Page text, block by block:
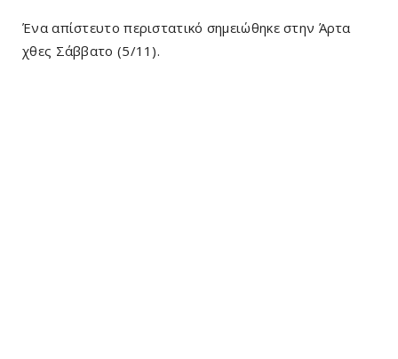
Ένα απίστευτο περιστατικό σημειώθηκε στην Άρτα
χθες Σάββατο (5/11).